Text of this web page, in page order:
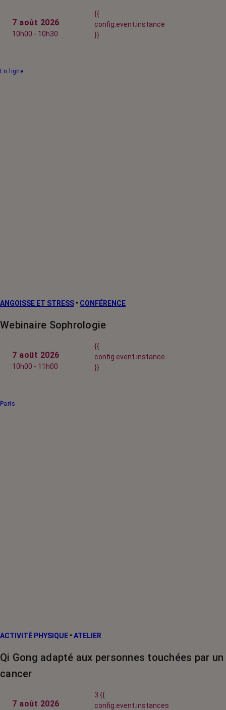
7 août 2026
10h00 - 10h30
{{
config.event.instance
}}
En ligne
ANGOISSE ET STRESS • CONFÉRENCE
Webinaire Sophrologie
7 août 2026
10h00 - 11h00
{{
config.event.instance
}}
Paris
ACTIVITÉ PHYSIQUE • ATELIER
Qi Gong adapté aux personnes touchées par un
cancer
7 août 2026
3 {{
config.event.instances